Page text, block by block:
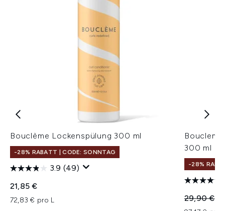
Bouclème Lockenspülung 300 ml
-28% RABATT | CODE: SONNTAG
3.9 (49)
21,85 €
72,83 € pro L
300 ml
-28%
29,90 €